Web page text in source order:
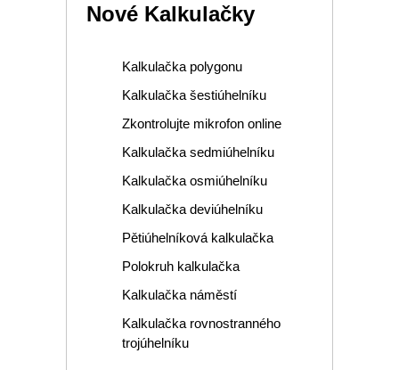
Nové Kalkulačky
Kalkulačka polygonu
Kalkulačka šestiúhelníku
Zkontrolujte mikrofon online
Kalkulačka sedmiúhelníku
Kalkulačka osmiúhelníku
Kalkulačka deviúhelníku
Pětiúhelníková kalkulačka
Polokruh kalkulačka
Kalkulačka náměstí
Kalkulačka rovnostranného
trojúhelníku